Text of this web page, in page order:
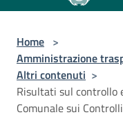
Home >
Amministrazione
Altri contenuti >
Risultati sul controllo
Comunale sui